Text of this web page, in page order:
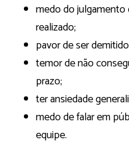
medo do
realizado;
pavor de ser
temor de não
prazo;
ter ansiedade
medo de falar em
equipe.